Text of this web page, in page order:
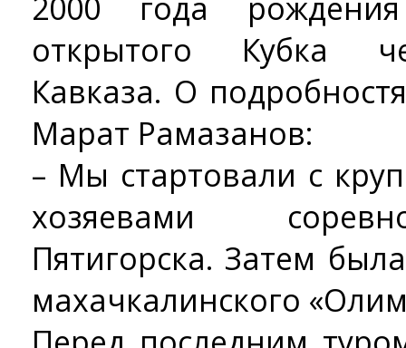
открытого Кубка
Кавказа. О
Марат Рамазанов:
– Мы стартовали с
хозяевами
Пятигорска. Затем
махачкалинского